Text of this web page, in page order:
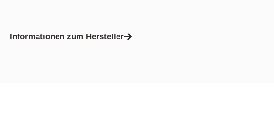
Informationen zum Hersteller